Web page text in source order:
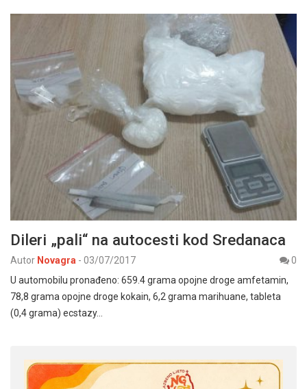
Dileri „pali“ na autocesti kod Sredanaca
Autor Novagra - 03/07/2017
0
U automobilu pronađeno: 659.4 grama opojne droge amfetamin,
78,8 grama opojne droge kokain, 6,2 grama marihuane, tableta
(0,4 grama) ecstazy…